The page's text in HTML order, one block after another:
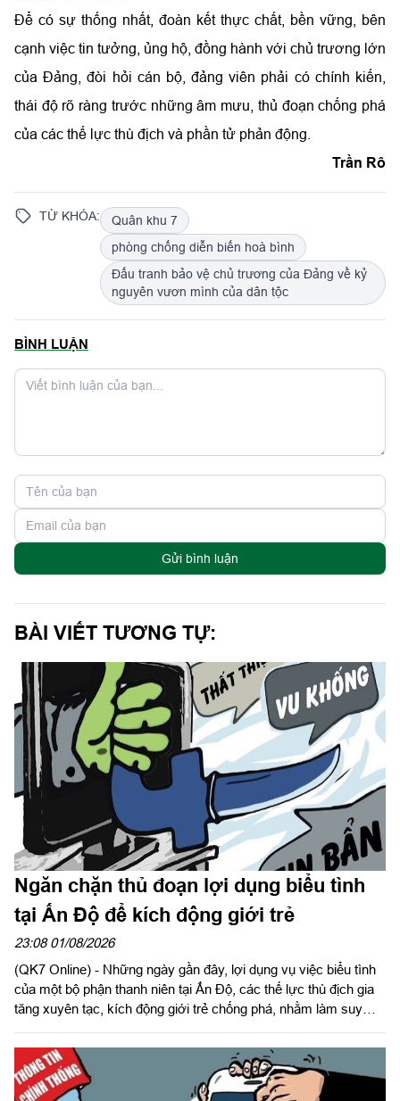
Để có sự thống nhất, đoàn kết thực chất, bền vững, bên
cạnh việc tin tưởng, ủng hộ, đồng hành với chủ trương lớn
của Đảng, đòi hỏi cán bộ, đảng viên phải có chính kiến,
thái độ rõ ràng trước những âm mưu, thủ đoạn chống phá
của các thế lực thù địch và phần tử phản động.
Trần Rô
TỪ KHÓA:
Quân khu 7
phòng chống diễn biến hoà bình
Đấu tranh bảo vệ chủ trương của Đảng về kỷ
nguyên vươn mình của dân tộc
BÌNH LUẬN
Gửi bình luận
BÀI VIẾT TƯƠNG TỰ:
Ngăn chặn thủ đoạn lợi dụng biểu tình
tại Ấn Độ để kích động giới trẻ
23:08 01/08/2026
(QK7 Online) - Những ngày gần đây, lợi dụng vụ việc biểu tình
của một bộ phận thanh niên tại Ấn Độ, các thế lực thù địch gia
tăng xuyên tạc, kích động giới trẻ chống phá, nhằm làm suy